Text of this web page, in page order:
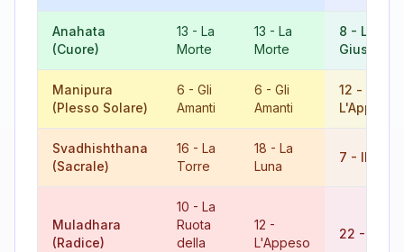
Anahata
(Cuore)
13 - La
Morte
13 - La
Morte
8 - La
Giustizia
Manipura
(Plesso Solare)
6 - Gli
Amanti
6 - Gli
Amanti
12 -
L'Appeso
Svadhishthana
(Sacrale)
16 - La
Torre
18 - La
Luna
7 - Il
Muladhara
(Radice)
10 - La
Ruota
della
12 -
L'Appeso
22 -